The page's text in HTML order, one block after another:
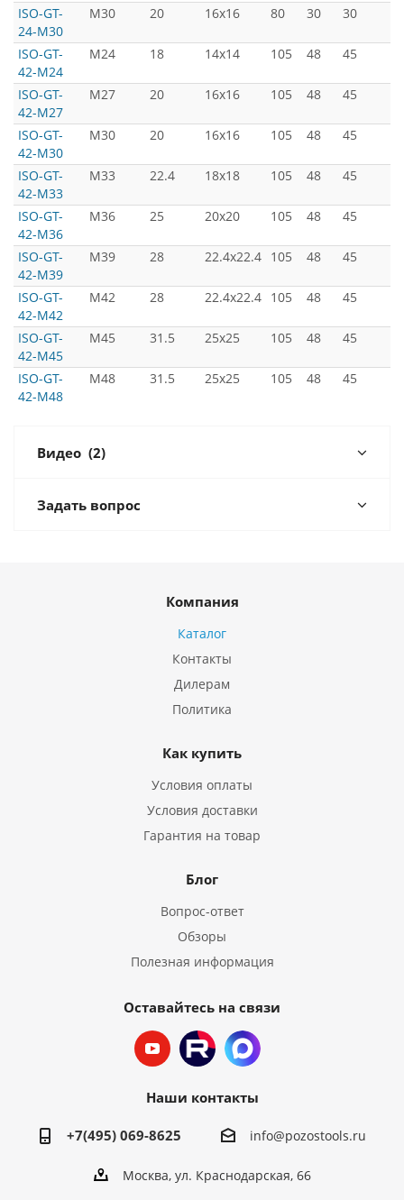
ISO-GT-
24-M30
M30 20 16x16 80 30 30
ISO-GT-
42-M24
M24 18 14x14 105 48 45
ISO-GT-
42-M27
M27 20 16x16 105 48 45
ISO-GT-
42-M30
M30 20 16x16 105 48 45
ISO-GT-
42-M33
M33 22.4 18x18 105 48 45
ISO-GT-
42-M36
M36 25 20x20 105 48 45
ISO-GT-
42-M39
M39 28 22.4x22.4 105 48 45
ISO-GT-
42-M42
M42 28 22.4x22.4 105 48 45
ISO-GT-
42-M45
M45 31.5 25x25 105 48 45
ISO-GT-
42-M48
M48 31.5 25x25 105 48 45
Видео (2)
Задать вопрос
Компания
Каталог
Контакты
Дилерам
Политика
Как купить
Условия оплаты
Условия доставки
Гарантия на товар
Блог
Вопрос-ответ
Обзоры
Полезная информация
Оставайтесь на связи
Наши контакты
+7(495) 069-8625 info@pozostools.ru
Москва, ул. Краснодарская, 66